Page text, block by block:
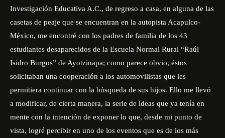
Investigación Educativa A.C., de regreso a casa, en alguna de las
casetas de peaje que se encuentran en la autopista Acapulco-
México, me encontré con los padres de familia de los 43
estudiantes desaparecidos de la Escuela Normal Rural “Raúl
Isidro Burgos” de Ayotzinapa; como parece obvio, éstos
solicitaban una cooperación a los automovilistas que les
permitiera continuar con la búsqueda de sus hijos. Ello me llevó
a modificar, de cierta manera, la serie de ideas que ya tenía en
mente con la intención de exponer lo que, desde mi punto de
vista, logré percibir en uno de los eventos que es de los más